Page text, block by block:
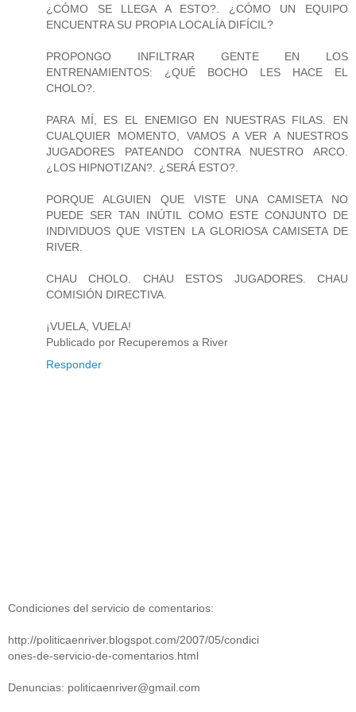
¿CÓMO SE LLEGA A ESTO?. ¿CÓMO UN EQUIPO
ENCUENTRA SU PROPIA LOCALÍA DIFÍCIL?
PROPONGO INFILTRAR GENTE EN LOS
ENTRENAMIENTOS: ¿QUÉ BOCHO LES HACE EL
CHOLO?.
PARA MÍ, ES EL ENEMIGO EN NUESTRAS FILAS. EN
CUALQUIER MOMENTO, VAMOS A VER A NUESTROS
JUGADORES PATEANDO CONTRA NUESTRO ARCO.
¿LOS HIPNOTIZAN?. ¿SERÁ ESTO?.
PORQUE ALGUIEN QUE VISTE UNA CAMISETA NO
PUEDE SER TAN INÚTIL COMO ESTE CONJUNTO DE
INDIVIDUOS QUE VISTEN LA GLORIOSA CAMISETA DE
RIVER.
CHAU CHOLO. CHAU ESTOS JUGADORES. CHAU
COMISIÓN DIRECTIVA.
¡VUELA, VUELA!
Publicado por Recuperemos a River
Responder
Condiciones del servicio de comentarios:
http://politicaenriver.blogspot.com/2007/05/condici
ones-de-servicio-de-comentarios.html
Denuncias: politicaenriver@gmail.com